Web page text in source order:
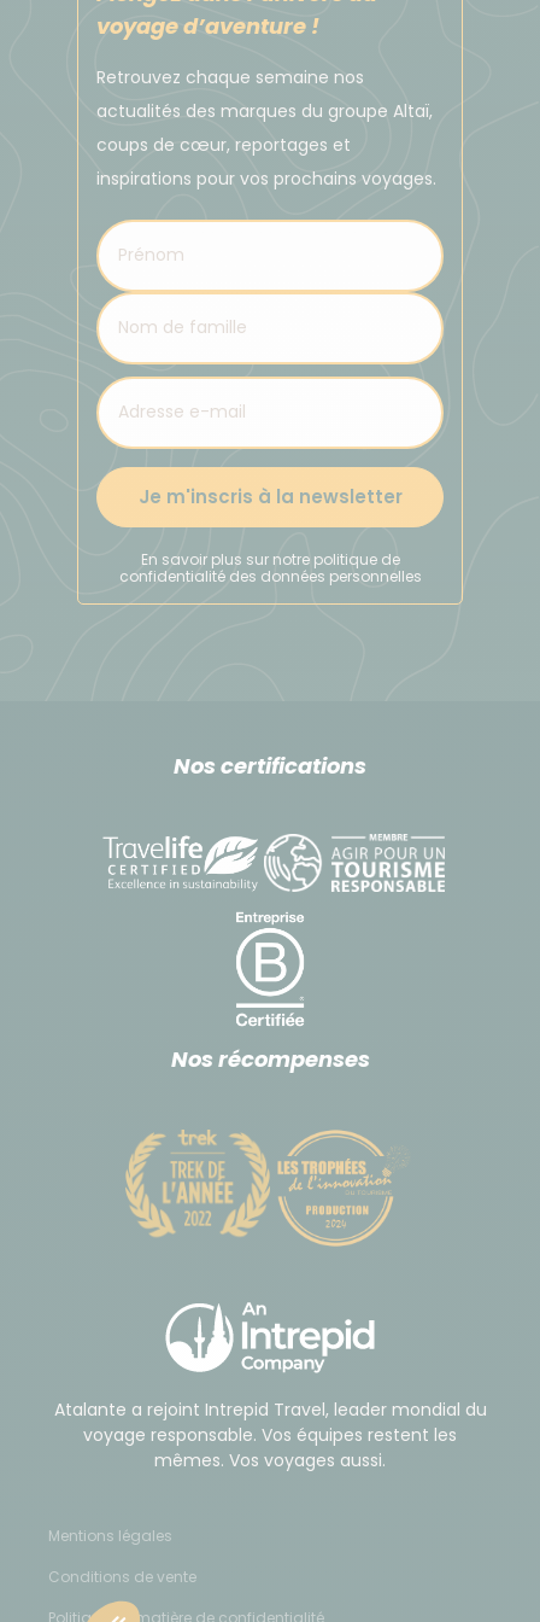
voyage d’aventure !
Retrouvez chaque semaine nos
actualités des marques du groupe Altaï,
coups de cœur, reportages et
inspirations pour vos prochains voyages.
Je m'inscris à la newsletter
En savoir plus sur notre politique de
confidentialité des données personnelles
Nos certifications
Nos récompenses
Atalante a rejoint Intrepid Travel, leader mondial du
voyage responsable. Vos équipes restent les
mêmes. Vos voyages aussi.
Mentions légales
Conditions de vente
Politique en matière de confidentialité